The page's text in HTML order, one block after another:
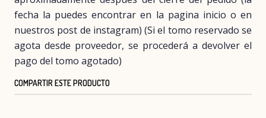
fecha la puedes encontrar en la pagina inicio o en
nuestros post de instagram) (Si el tomo reservado se
agota desde proveedor, se procederá a devolver el
pago del tomo agotado)
COMPARTIR ESTE PRODUCTO